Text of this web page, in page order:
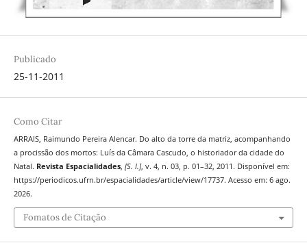
Publicado
25-11-2011
Como Citar
ARRAIS, Raimundo Pereira Alencar. Do alto da torre da matriz, acompanhando
a procissão dos mortos: Luís da Câmara Cascudo, o historiador da cidade do
Natal. Revista Espacialidades, [S. l.], v. 4, n. 03, p. 01–32, 2011. Disponível em:
https://periodicos.ufrn.br/espacialidades/article/view/17737. Acesso em: 6 ago.
2026.
Fomatos de Citação